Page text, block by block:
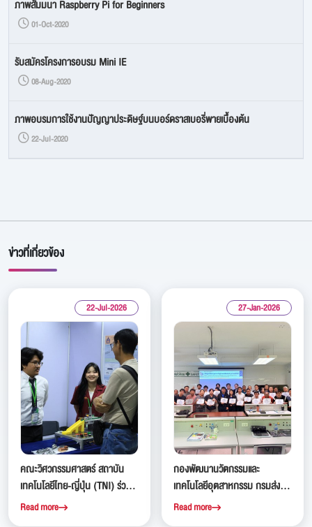
ภาพสัมมนา Raspberry Pi for Beginners
01-Oct-2020
รับสมัครโครงการอบรม Mini IE
08-Aug-2020
ภาพอบรมการใช้งานปัญญาประดิษฐ์บนบอร์ดราสเบอรี่พายเบื้องต้น
22-Jul-2020
ข่าวที่เกี่ยวข้อง
22-Jul-2026
คณะวิศวกรรมศาสตร์ สถาบัน
เทคโนโลยีไทย-ญี่ปุ่น (TNI) ร่วม
ออกบูธในงาน ASEAN TOOLS
Read more
27-Jan-2026
กองพัฒนานวัตกรรมและ
เทคโนโลยีอุตสาหกรรม กรมส่ง
เสริมอุตสาหกรรม ได้จัดอบรมเชิง
Read more